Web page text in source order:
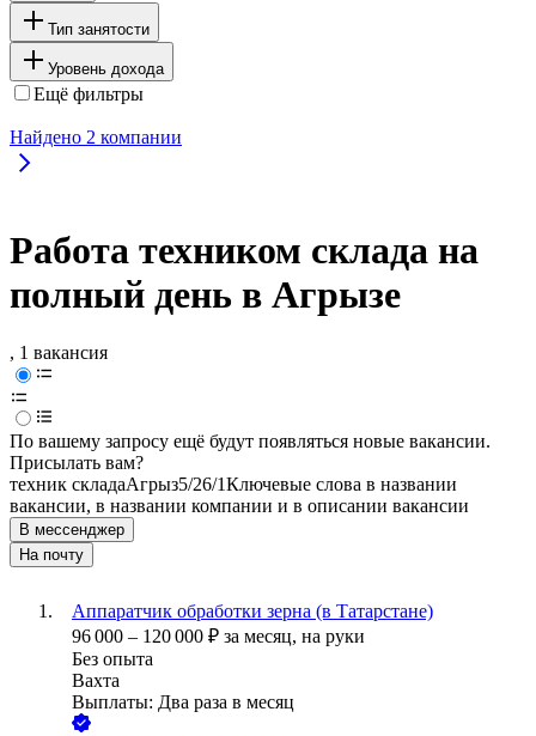
Тип занятости
Уровень дохода
Ещё фильтры
Найдено 2 компании
Работа техником склада на
полный день в Агрызе
, 1 вакансия
По вашему запросу ещё будут появляться новые вакансии.
Присылать вам?
техник складаАгрыз5/26/1Ключевые слова в названии
вакансии, в названии компании и в описании вакансии
В мессенджер
На почту
Аппаратчик обработки зерна (в Татарстане)
96 000 – 120 000 ₽ за месяц, на руки
Без опыта
Вахта
Выплаты: Два раза в месяц